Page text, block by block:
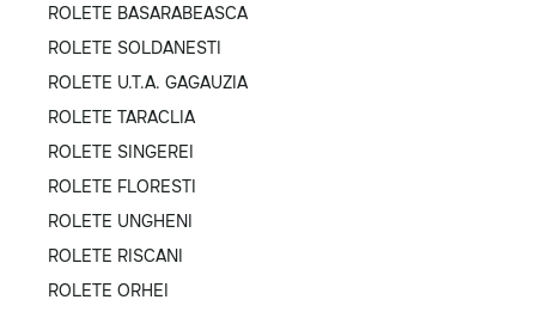
ROLETE BASARABEASCA
ROLETE SOLDANESTI
ROLETE U.T.A. GAGAUZIA
ROLETE TARACLIA
ROLETE SINGEREI
ROLETE FLORESTI
ROLETE UNGHENI
ROLETE RISCANI
ROLETE ORHEI